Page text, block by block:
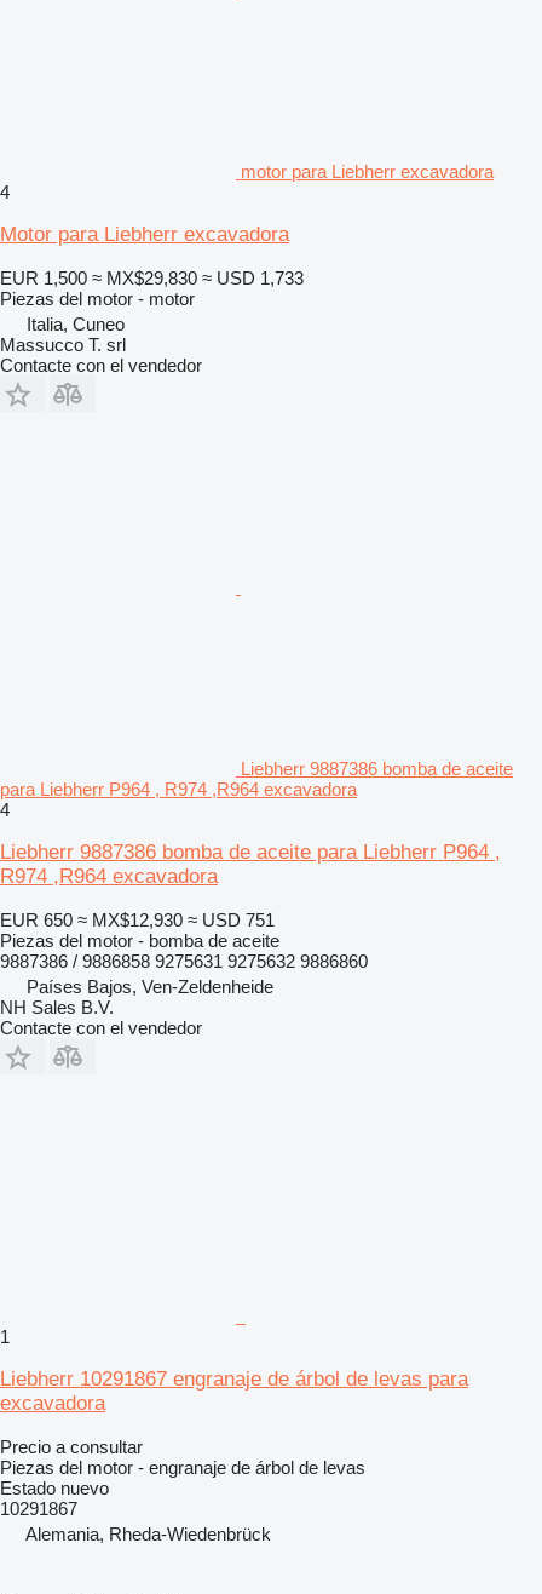
motor para Liebherr excavadora
4
Motor para Liebherr excavadora
EUR 1,500 ≈ MX$29,830 ≈ USD 1,733
Piezas del motor - motor
Italia, Cuneo
Massucco T. srl
Contacte con el vendedor
Liebherr 9887386 bomba de aceite
para Liebherr P964 , R974 ,R964 excavadora
4
Liebherr 9887386 bomba de aceite para Liebherr P964 ,
R974 ,R964 excavadora
EUR 650 ≈ MX$12,930 ≈ USD 751
Piezas del motor - bomba de aceite
9887386 / 9886858 9275631 9275632 9886860
Países Bajos, Ven-Zeldenheide
NH Sales B.V.
Contacte con el vendedor
1
Liebherr 10291867 engranaje de árbol de levas para
excavadora
Precio a consultar
Piezas del motor - engranaje de árbol de levas
Estado nuevo
10291867
Alemania, Rheda-Wiedenbrück